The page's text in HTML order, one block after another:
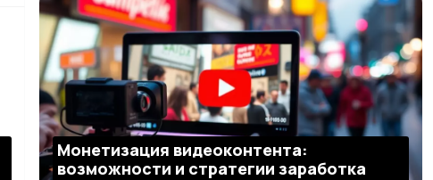
Монетизация видеоконтента:
возможности и стратегии заработка